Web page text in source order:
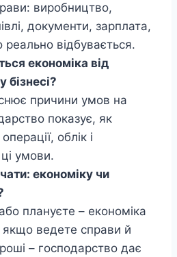
виробництво,
документи, зарплата,
реально відбувається.
економіка від
бізнесі?
причини умов на
показує, як
облік і
умови.
економіку чи
плануєте – економіка
ведете справи й
– господарство дає